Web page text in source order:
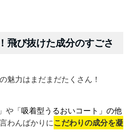
飛び抜けた成分のすごさ
魅力はまだまだたくさん！
」や「吸着型うるおいコート」の他
わんばかりにこだわりの成分を凝